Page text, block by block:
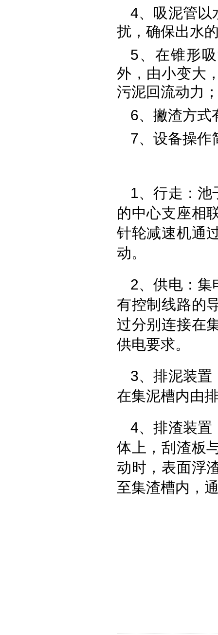
4、吸泥管以
扰，确保出水
5、在锥形
外，由小变大
污泥回流动力
6、撇渣方式
7、设备操作
1、行走：池
的中心支座相
针轮减速机通
动。
2、供电：集
有控制线路的
过分别连接在
供电要求。
3、排泥装置
在集泥槽内由
4、排渣装置
体上，刮渣板
动时，表面浮
至集渣槽内，